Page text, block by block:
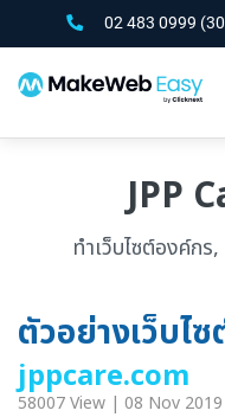
02 483 0999
JPP
ทำเว็บไซต์องค์ก
ตัวอย่างเว็บไซ
jppcare.com
58007 View | 08 Nov 2019